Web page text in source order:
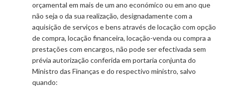
orçamental em mais de um ano económico ou em ano que
não seja o da sua realização, designadamente com a
aquisição de serviços e bens através de locação com opção
de compra, locação financeira, locação-venda ou compra a
prestações com encargos, não pode ser efectivada sem
prévia autorização conferida em portaria conjunta do
Ministro das Finanças e do respectivo ministro, salvo
quando: